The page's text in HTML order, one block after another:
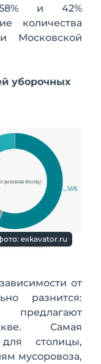
и 42%
количества
Московской
уборочных
exkavator.ru
от
разнится:
Самая
столицы,
мусоровоза,